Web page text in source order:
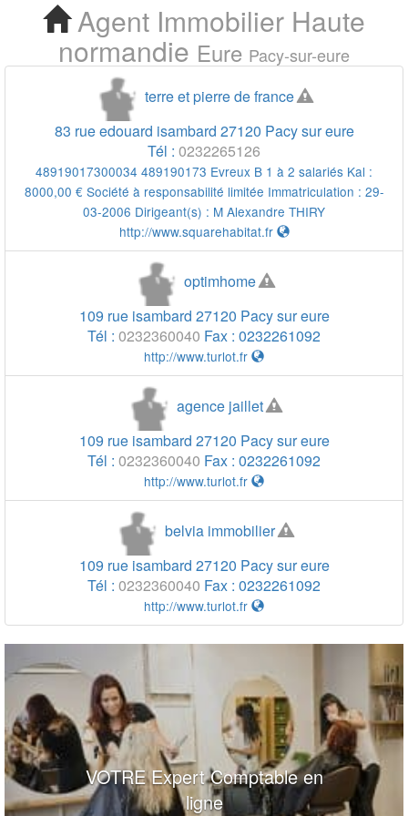
Cherchez votre Agent
Immobilier Pacy sur eure
20 m
100 ft
20 m
Agent Immobilier Haute
normandie Eure Pacy-sur-eure
terre et pierre de france
83 rue edouard isambard 27120 Pacy sur eure
Tél : 0232265126
48919017300034 489190173 Evreux B 1 à 2 salariés Kal :
8000,00 € Société à responsabilité limitée Immatriculation : 29-
03-2006 Dirigeant(s) : M Alexandre THIRY
http://www.squarehabitat.fr
optimhome
109 rue isambard 27120 Pacy sur eure
Tél : 0232360040 Fax : 0232261092
http://www.turlot.fr
agence jaillet
109 rue isambard 27120 Pacy sur eure
Tél : 0232360040 Fax : 0232261092
http://www.turlot.fr
belvia immobilier
109 rue isambard 27120 Pacy sur eure
Tél : 0232360040 Fax : 0232261092
http://www.turlot.fr
VOTRE Expert Comptable en
ligne